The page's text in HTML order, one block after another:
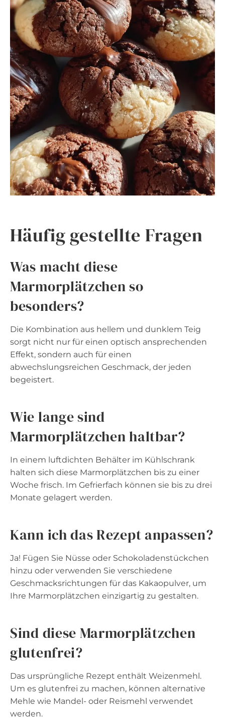
Häufig gestellte Fragen
Was macht diese
Marmorplätzchen so
besonders?
Die Kombination aus hellem und dunklem Teig
sorgt nicht nur für einen optisch ansprechenden
Effekt, sondern auch für einen
abwechslungsreichen Geschmack, der jeden
begeistert.
Wie lange sind
Marmorplätzchen haltbar?
In einem luftdichten Behälter im Kühlschrank
halten sich diese Marmorplätzchen bis zu einer
Woche frisch. Im Gefrierfach können sie bis zu drei
Monate gelagert werden.
Kann ich das Rezept anpassen?
Ja! Fügen Sie Nüsse oder Schokoladenstückchen
hinzu oder verwenden Sie verschiedene
Geschmacksrichtungen für das Kakaopulver, um
Ihre Marmorplätzchen einzigartig zu gestalten.
Sind diese Marmorplätzchen
glutenfrei?
Das ursprüngliche Rezept enthält Weizenmehl.
Um es glutenfrei zu machen, können alternative
Mehle wie Mandel- oder Reismehl verwendet
werden.